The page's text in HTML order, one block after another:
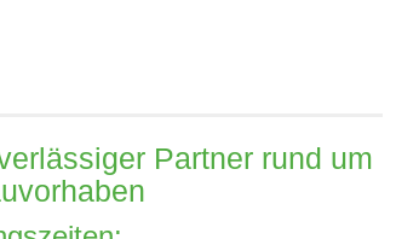
Partner rund um